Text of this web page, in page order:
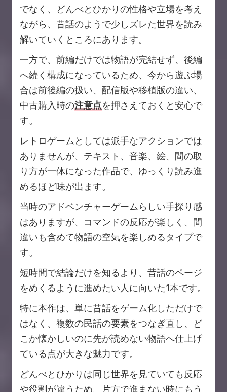
でなく、どんべとひかりの性格や立場を考え
ながら、昔話のようで少しズレた世界を読み
解いていくところにあります。
一方で、前編だけでは物語が完結せず、後編
へ続く構成になっているため、今から遊ぶ場
合は前後編の扱い、配信版や移植版の違い、
中古購入時の注意点を押さえておくと安心で
す。
レトロゲームとしては派手なアクションでは
ありませんが、テキスト、音楽、絵、間の取
り方が一体になった作品で、ゆっくり読み進
めるほど味が出ます。
当時のアドベンチャーゲームらしい手探り感
はありますが、コマンドの反応が楽しく、間
違いも含めて物語の空気を楽しめるタイプで
す。
短時間で結論だけを知るより、昔話のページ
をめくるように進めたい人に向いた1本です。
特に本作は、単に昔話をゲーム化しただけで
はなく、複数の民話の要素をつなぎ直し、ど
こか懐かしいのに先が読めない物語へ仕上げ
ている点が大きな魅力です。
どんべとひかりは同じ世界を見ていても反応
や役割が違うため、片方で進まない時にもう